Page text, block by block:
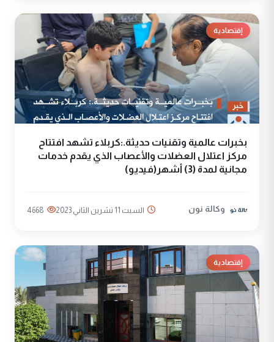
إقتصادية
بخبرات عالمية وتقنيات حديثة.:كربلاء تشهد افتتاح
مركز اعتلال العضلات والأعصاب الذي يقدم خدمات
مجانية لمدة (3) أشهر(فيديو)
وكالة نون السبت 11 تشرين الثاني 2023 4668
إقتصادية